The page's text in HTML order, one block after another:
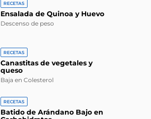
RECETAS
Ensalada de Quinoa y Huevo
Descenso de peso
RECETAS
Canastitas de vegetales y
queso
Baja en Colesterol
RECETAS
Batido de Arándano Bajo en